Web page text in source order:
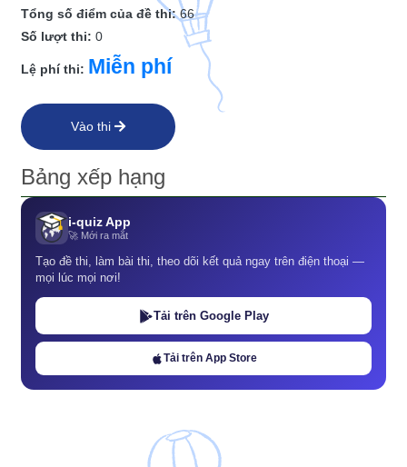
Tổng số điểm của đề thi:66
Số lượt thi: 0
Lệ phí thi: Miễn phí
Vào thi
Bảng xếp hạng
i-quiz App
🚀 Mới ra mắt
Tạo đề thi, làm bài thi, theo dõi kết quả ngay trên điện thoại —
mọi lúc mọi nơi!
Tải trên Google Play
Tải trên App Store